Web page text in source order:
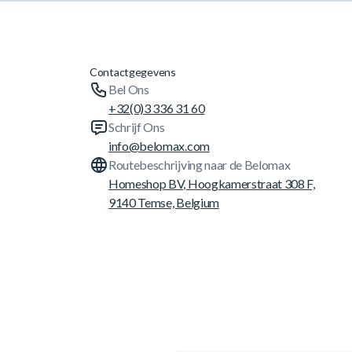
Contactgegevens
Bel Ons
+32(0)3 336 31 60
Schrijf Ons
info@belomax.com
Routebeschrijving naar de Belomax
Homeshop BV, Hoogkamerstraat 308 F,
9140 Temse, Belgium